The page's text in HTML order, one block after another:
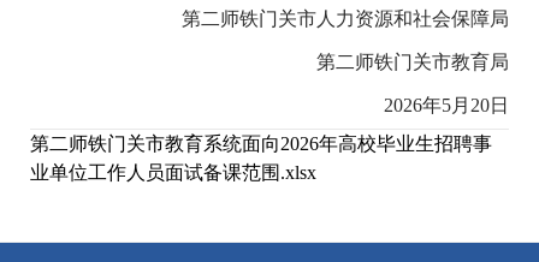
第二师铁门关市人力资源和社会保障局
第二师铁门关市教育局
2026年5月20日
第二师铁门关市教育系统面向2026年高校毕业生招聘事
业单位工作人员面试备课范围.xlsx